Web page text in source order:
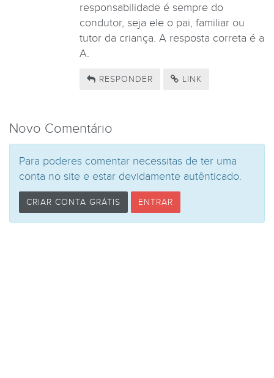
responsabilidade é sempre do
condutor, seja ele o pai, familiar ou
tutor da criança. A resposta correta é a
A.
RESPONDER LINK
Novo Comentário
Para poderes comentar necessitas de ter uma
conta no site e estar devidamente autênticado.
CRIAR CONTA GRÁTIS ENTRAR